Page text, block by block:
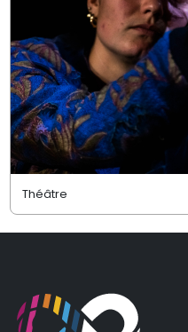
Théâtre